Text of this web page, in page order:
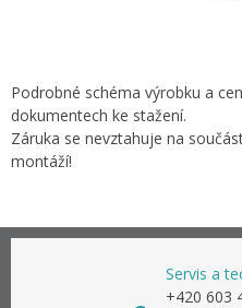
Podrobné schéma výrobku a
dokumentech ke stažení.
Záruka se nevztahuje na
montáží!
Servis a
+420 603